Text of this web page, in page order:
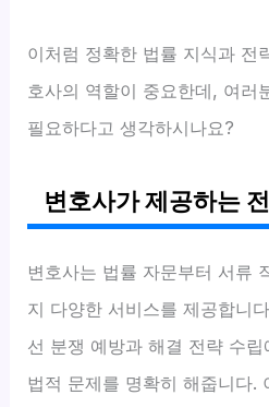
이처럼 정확한 법률 지식과 전
호사의 역할이 중요한데, 여러
필요하다고 생각하시나요?
변호사가 제공하는
변호사는 법률 자문부터 서류
지 다양한 서비스를 제공합니
선 분쟁 예방과 해결 전략 수
법적 문제를 명확히 해줍니다.